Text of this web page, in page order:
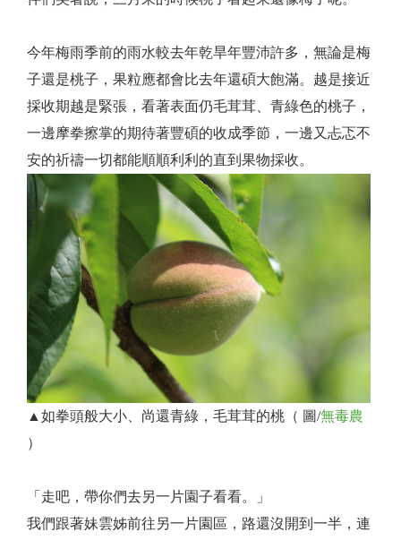
今年梅雨季前的雨水較去年乾旱年豐沛許多，無論是梅
子還是桃子，果粒應都會比去年還碩大飽滿。越是接近
採收期越是緊張，看著表面仍毛茸茸、青綠色的桃子，
一邊摩拳擦掌的期待著豐碩的收成季節，一邊又忐忑不
安的祈禱一切都能順順利利的直到果物採收。
▲如拳頭般大小、尚還青綠，毛茸茸的桃（ 圖/無毒農
）
「走吧，帶你們去另一片園子看看。」
我們跟著妹雲姊前往另一片園區，路還沒開到一半，連